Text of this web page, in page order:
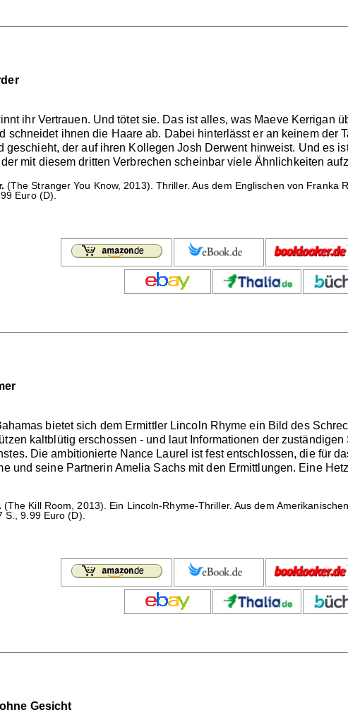
ihr Vertrauen. Und tötet sie. Das ist alles, was Maeve Kerrigan
schneidet ihnen die Haare ab. Dabei hinterlässt er an keinem der
geschieht, der auf ihren Kollegen Josh Derwent hinweist. Und es
mit diesem dritten Verbrechen scheinbar viele Ähnlichkeiten
(The Stranger You Know, 2013). Thriller. Aus dem Englischen von Franka
Euro (D).
bietet sich dem Ermittler Lincoln Rhyme ein Bild des
kaltblütig erschossen - und laut Informationen der
Die ambitionierte Nance Laurel ist fest entschlossen, die für
und seine Partnerin Amelia Sachs mit den Ermittlungen. Eine
(The Kill Room, 2013). Ein Lincoln-Rhyme-Thriller. Aus dem
S., 9.99 Euro (D).
Gesicht